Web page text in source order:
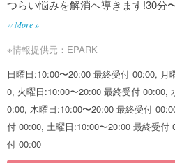
つらい悩みを解消へ導きます!30分
w More »
※情報提供元：EPARK
日曜日:10:00〜20:00 最終受付 00:00,
0, 火曜日:10:00〜20:00 最終受付 00:00,
0:00, 木曜日:10:00〜20:00 最終受付
付 00:00, 土曜日:10:00〜20:00 最終受付
付 00:00